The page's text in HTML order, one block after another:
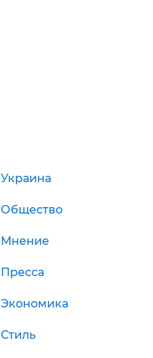
Украина
Общество
Мнение
Пресса
Экономика
Стиль